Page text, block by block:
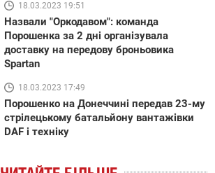
18.03.2023 19:51
Назвали "Оркодавом": команда
Порошенка за 2 дні організувала
доставку на передову броньовика
Spartan
18.03.2023 17:49
Порошенко на Донеччині передав 23-му
стрілецькому батальйону вантажівки
DAF і техніку